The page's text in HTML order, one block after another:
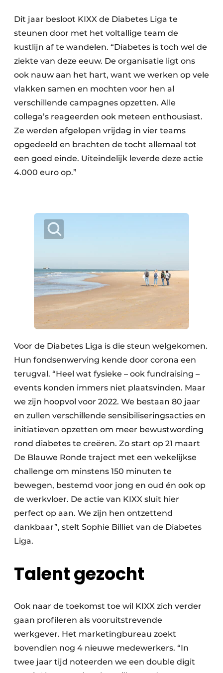
Dit jaar besloot KIXX de Diabetes Liga te
steunen door met het voltallige team de
kustlijn af te wandelen. “Diabetes is toch wel de
ziekte van deze eeuw. De organisatie ligt ons
ook nauw aan het hart, want we werken op vele
vlakken samen en mochten voor hen al
verschillende campagnes opzetten. Alle
collega’s reageerden ook meteen enthousiast.
Ze werden afgelopen vrijdag in vier teams
opgedeeld en brachten de tocht allemaal tot
een goed einde. Uiteindelijk leverde deze actie
4.000 euro op.”
Voor de Diabetes Liga is die steun welgekomen.
Hun fondsenwerving kende door corona een
terugval. “Heel wat fysieke – ook fundraising –
events konden immers niet plaatsvinden. Maar
we zijn hoopvol voor 2022. We bestaan 80 jaar
en zullen verschillende sensibiliseringsacties en
initiatieven opzetten om meer bewustwording
rond diabetes te creëren. Zo start op 21 maart
De Blauwe Ronde traject met een wekelijkse
challenge om minstens 150 minuten te
bewegen, bestemd voor jong en oud én ook op
de werkvloer. De actie van KIXX sluit hier
perfect op aan. We zijn hen ontzettend
dankbaar”, stelt Sophie Billiet van de Diabetes
Liga.
Talent gezocht
Ook naar de toekomst toe wil KIXX zich verder
gaan profileren als vooruitstrevende
werkgever. Het marketingbureau zoekt
bovendien nog 4 nieuwe medewerkers. “In
twee jaar tijd noteerden we een double digit